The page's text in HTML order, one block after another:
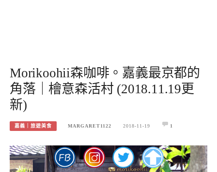
Morikoohii森咖啡。嘉義最京都的
角落｜檜意森活村 (2018.11.19更
新)
嘉義｜旅遊美食 MARGARET1122 2018-11-19 1